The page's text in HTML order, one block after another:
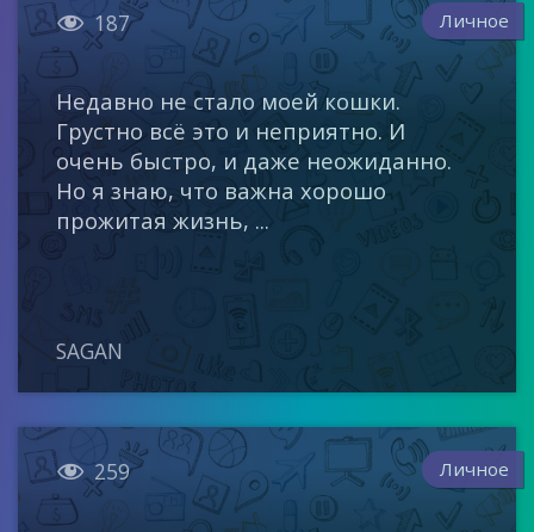
 187 Личное
Недавно не стало моей кошки.
Грустно всё это и неприятно. И
очень быстро, и даже неожиданно.
Но я знаю, что важна хорошо
прожитая жизнь, ...
SAGAN
 259 Личное